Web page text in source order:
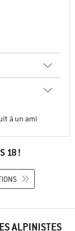
à un ami
18 !
ALPINISTES